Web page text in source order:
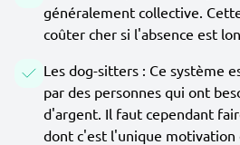
généralement collective.
coûter cher si l'absence est
Les dog-sitters : Ce système
par des personnes qui ont
d'argent. Il faut cependant
dont c'est l'unique motivation